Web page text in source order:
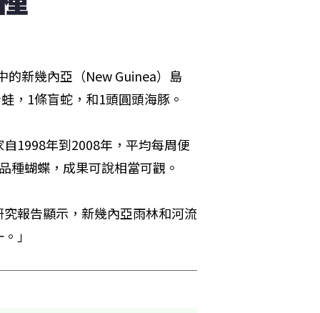
的新幾內亞（New Guinea）島
，1條盲蛇，和1頭圓頭海豚。
1998年到2008年，平均每周便
種蝴蝶，成果可說相當可觀。
報告顯示，新幾內亞雨林和河流
」